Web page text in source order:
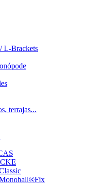
L-Brackets
terrajas...